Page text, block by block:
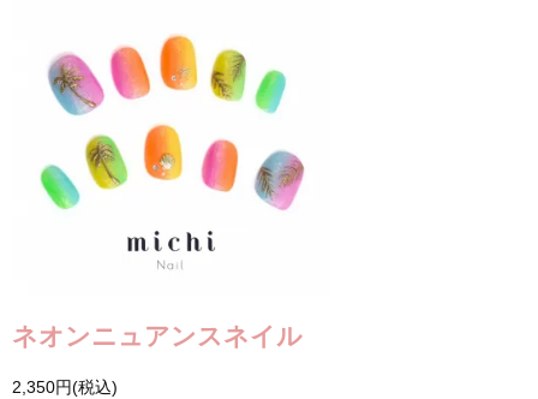
ネオンニュアンスネイル
2,350円(税込)